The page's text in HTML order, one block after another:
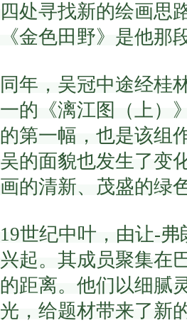
四处寻找新的绘画思
《金色田野》是他
同年，吴冠中途经桂
一的《漓江图（上）
的第一幅，也是该组
吴的面貌也发生了变
画的清新、茂盛的绿
19世纪中叶，由让-
兴起。 其成员聚集在
的距离。 他们以细腻
光，给题材带来了新